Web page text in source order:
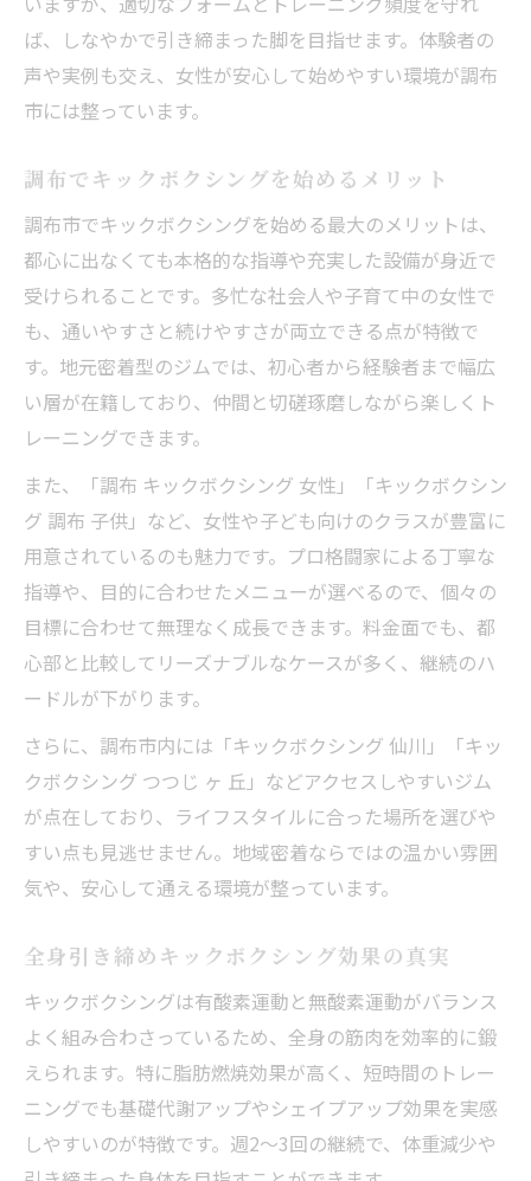
キックボクシングで下半身痩せを実現する
方法
脚が太くなる？キックボクシングの真実
むくみ改善に効くキックボクシングのコツ
美脚とヒップアップを叶えるキックボクシ
下半身を引き締めるキックボクシング活用
術
日常に活かせるキックボクシング習慣術
忙しい女性も続けやすいキックボクシング
習慣
日常生活にキックボクシングを取り入れる
コツ
ストレス発散に役立つキックボクシング活
用法
キックボクシングで心身ともにリフレッシ
ュ
メンタル強化につながるキックボクシング
の魅力
美脚も叶う調布流キックボクシング活用術
調布発キックボクシングで美脚を目指す方
法
美脚女性が実践するキックボクシング活用
術
ふくらはぎのむくみ解消キックボクシング
術
下半身痩せ実現！キックボクシングの秘訣
ば、しなやかで引き締まった脚を目指せます。体験者の
声や実例も交え、女性が安心して始めやすい環境が調布
市には整っています。
調布でキックボクシングを始めるメリット
調布市でキックボクシングを始める最大のメリットは、
都心に出なくても本格的な指導や充実した設備が身近で
受けられることです。多忙な社会人や子育て中の女性で
も、通いやすさと続けやすさが両立できる点が特徴で
す。地元密着型のジムでは、初心者から経験者まで幅広
い層が在籍しており、仲間と切磋琢磨しながら楽しくト
レーニングできます。
また、「調布 キックボクシング 女性」「キックボクシン
グ 調布 子供」など、女性や子ども向けのクラスが豊富に
用意されているのも魅力です。プロ格闘家による丁寧な
指導や、目的に合わせたメニューが選べるので、個々の
目標に合わせて無理なく成長できます。料金面でも、都
心部と比較してリーズナブルなケースが多く、継続のハ
ードルが下がります。
さらに、調布市内には「キックボクシング 仙川」「キッ
クボクシング つつじ ヶ 丘」などアクセスしやすいジム
が点在しており、ライフスタイルに合った場所を選びや
すい点も見逃せません。地域密着ならではの温かい雰囲
気や、安心して通える環境が整っています。
全身引き締めキックボクシング効果の真実
キックボクシングは有酸素運動と無酸素運動がバランス
よく組み合わさっているため、全身の筋肉を効率的に鍛
えられます。特に脂肪燃焼効果が高く、短時間のトレー
ニングでも基礎代謝アップやシェイプアップ効果を実感
しやすいのが特徴です。週2〜3回の継続で、体重減少や